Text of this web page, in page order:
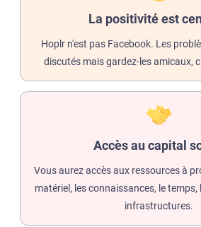
La positivité est
Hoplr n'est pas Facebook. Les
discutés mais gardez-les amicaux,
Accès au capital
Vous aurez accès aux ressources à
matériel, les connaissances, le temps,
infrastructures.